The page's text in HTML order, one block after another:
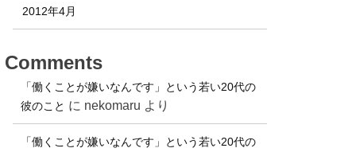
2012年4月
Comments
「働くことが嫌いなんです」という若い20代の
彼のこと に nekomaru より
「働くことが嫌いなんです」という若い20代の